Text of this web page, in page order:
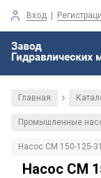
Вход |
Главная /
Промышленные
Насос СМ 150-125-
Насос СМ